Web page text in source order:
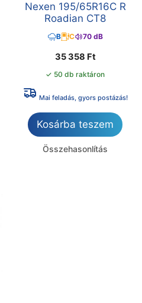
Nexen 195/65R16C R
Roadian CT8
B C 70 dB
35 358 Ft
✓ 50 db raktáron
Mai feladás, gyors postázás!
Kosárba teszem
Összehasonlítás